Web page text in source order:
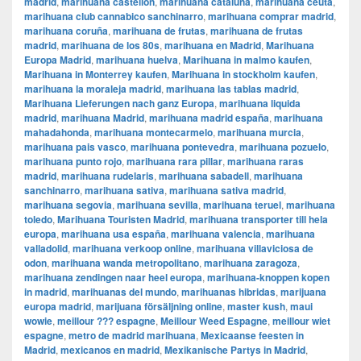
marihuana club cannabico sanchinarro, marihuana comprar madrid,
marihuana coruña, marihuana de frutas, marihuana de frutas
madrid, marihuana de los 80s, marihuana en Madrid, Marihuana
Europa Madrid, marihuana huelva, Marihuana in malmo kaufen,
Marihuana in Monterrey kaufen, Marihuana in stockholm kaufen,
marihuana la moraleja madrid, marihuana las tablas madrid,
Marihuana Lieferungen nach ganz Europa, marihuana liquida
madrid, marihuana Madrid, marihuana madrid españa, marihuana
mahadahonda, marihuana montecarmelo, marihuana murcia,
marihuana pais vasco, marihuana pontevedra, marihuana pozuelo,
marihuana punto rojo, marihuana rara pillar, marihuana raras
madrid, marihuana rudelaris, marihuana sabadell, marihuana
sanchinarro, marihuana sativa, marihuana sativa madrid,
marihuana segovia, marihuana sevilla, marihuana teruel, marihuana
toledo, Marihuana Touristen Madrid, marihuana transporter till hela
europa, marihuana usa españa, marihuana valencia, marihuana
valladolid, marihuana verkoop online, marihuana villaviciosa de
odon, marihuana wanda metropolitano, marihuana zaragoza,
marihuana zendingen naar heel europa, marihuana-knoppen kopen
in madrid, marihuanas del mundo, marihuanas hibridas, marijuana
europa madrid, marijuana försäljning online, master kush, maui
wowie, meillour ??? espagne, Meillour Weed Espagne, meillour wiet
espagne, metro de madrid marihuana, Mexicaanse feesten in
Madrid, mexicanos en madrid, Mexikanische Partys in Madrid,